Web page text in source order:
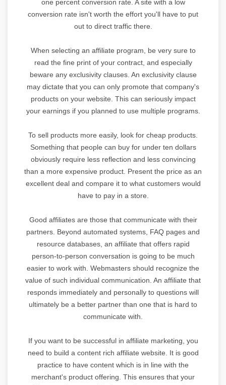
one percent conversion rate. A site with a low
conversion rate isn't worth the effort you'll have to put
out to direct traffic there.
When selecting an affiliate program, be very sure to
read the fine print of your contract, and especially
beware any exclusivity clauses. An exclusivity clause
may dictate that you can only promote that company's
products on your website. This can seriously impact
your earnings if you planned to use multiple programs.
To sell products more easily, look for cheap products.
Something that people can buy for under ten dollars
obviously require less reflection and less convincing
than a more expensive product. Present the price as an
excellent deal and compare it to what customers would
have to pay in a store.
Good affiliates are those that communicate with their
partners. Beyond automated systems, FAQ pages and
resource databases, an affiliate that offers rapid
person-to-person conversation is going to be much
easier to work with. Webmasters should recognize the
value of such individual communication. An affiliate that
responds immediately and personally to questions will
ultimately be a better partner than one that is hard to
communicate with.
If you want to be successful in affiliate marketing, you
need to build a content rich affiliate website. It is good
practice to have content which is in line with the
merchant's product offering. This ensures that your